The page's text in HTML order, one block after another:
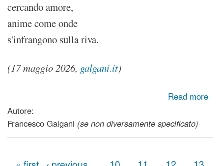
cercando amore,
anime come onde
s'infrangono sulla riva.
(17 maggio 2026, galgani.it)
Read more
Autore:
Francesco Galgani (se non diversamente specificato)